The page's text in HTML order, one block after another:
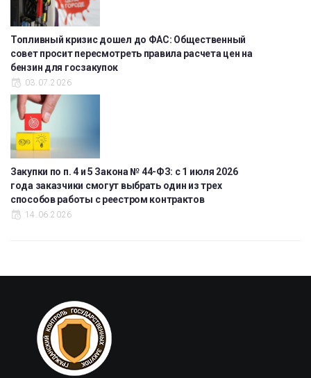
Топливный кризис дошел до ФАС: Общественный
совет просит пересмотреть правила расчета цен на
бензин для госзакупок
03.07.2026
Закупки по п. 4 и 5 Закона № 44-ФЗ: с 1 июля 2026
года заказчики смогут выбрать один из трех
способов работы с реестром контрактов
14.06.2026